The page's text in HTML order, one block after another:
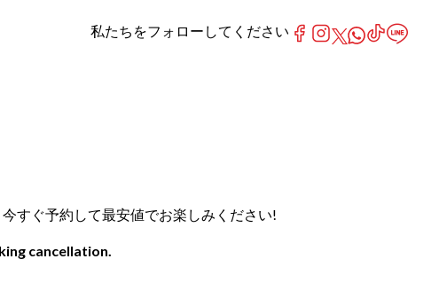
すぐ予約して最安値でお楽しみください!
cancellation.
私たちをフォローしてください